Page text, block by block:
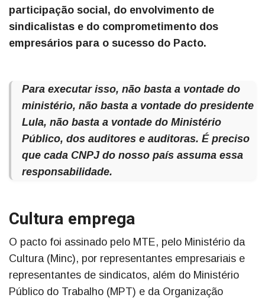
participação social, do envolvimento de
sindicalistas e do comprometimento dos
empresários para o sucesso do Pacto.
Para executar isso, não basta a vontade do
ministério, não basta a vontade do presidente
Lula, não basta a vontade do Ministério
Público, dos auditores e auditoras. É preciso
que cada CNPJ do nosso país assuma essa
responsabilidade.
Cultura emprega
O pacto foi assinado pelo MTE, pelo Ministério da
Cultura (Minc), por representantes empresariais e
representantes de sindicatos, além do Ministério
Público do Trabalho (MPT) e da Organização